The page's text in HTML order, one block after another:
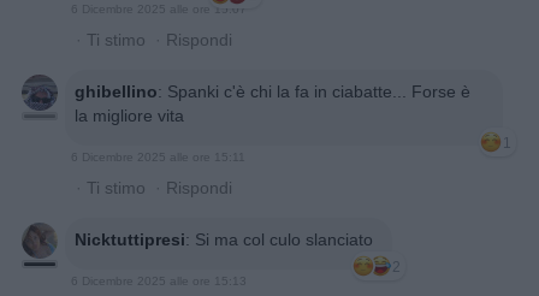
6 Dicembre 2025 alle ore 15:07
· Ti stimo · Rispondi
ghibellino: Spanki c'è chi la fa in ciabatte... Forse è
la migliore vita
1
· Ti stimo · Rispondi
Nicktuttipresi: Si ma col culo slanciato
2